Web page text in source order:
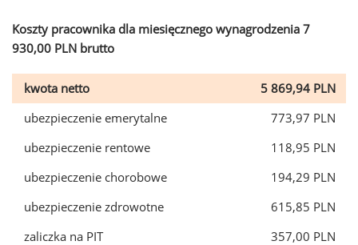
Koszty pracownika dla miesięcznego wynagrodzenia 7
930,00 PLN brutto
kwota netto
5 869,94 PLN
ubezpieczenie emerytalne
773,97 PLN
ubezpieczenie rentowe
118,95 PLN
ubezpieczenie chorobowe
194,29 PLN
ubezpieczenie zdrowotne
615,85 PLN
zaliczka na PIT
357,00 PLN